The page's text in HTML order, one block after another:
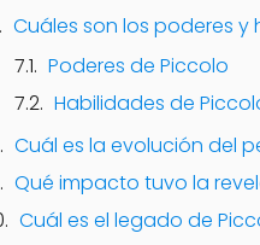
Cuáles son los poderes
Poderes de Piccolo
Habilidades de
Cuál es la evolución del
Qué impacto tuvo la
Cuál es el legado de